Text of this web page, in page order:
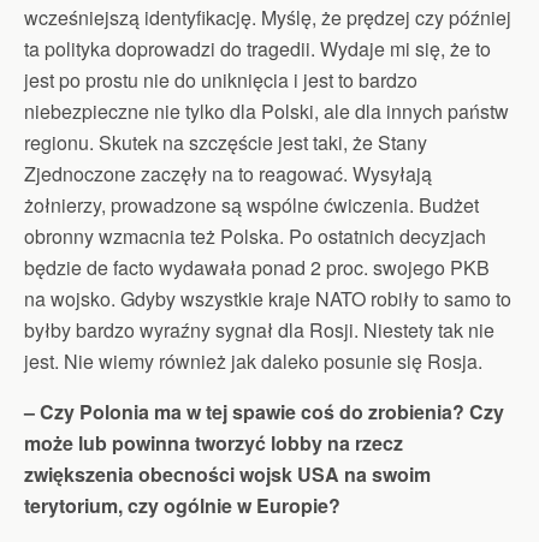
wcześniejszą identyfikację. Myślę, że prędzej czy później
ta polityka doprowadzi do tragedii. Wydaje mi się, że to
jest po prostu nie do uniknięcia i jest to bardzo
niebezpieczne nie tylko dla Polski, ale dla innych państw
regionu. Skutek na szczęście jest taki, że Stany
Zjednoczone zaczęły na to reagować. Wysyłają
żołnierzy, prowadzone są wspólne ćwiczenia. Budżet
obronny wzmacnia też Polska. Po ostatnich decyzjach
będzie de facto wydawała ponad 2 proc. swojego PKB
na wojsko. Gdyby wszystkie kraje NATO robiły to samo to
byłby bardzo wyraźny sygnał dla Rosji. Niestety tak nie
jest. Nie wiemy również jak daleko posunie się Rosja.
– Czy Polonia ma w tej spawie coś do zrobienia? Czy
może lub powinna tworzyć lobby na rzecz
zwiększenia obecności wojsk USA na swoim
terytorium, czy ogólnie w Europie?